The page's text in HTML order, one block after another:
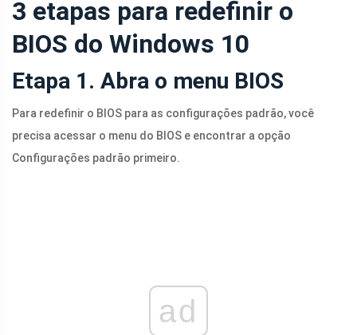
3 etapas para redefinir o
BIOS do Windows 10
Etapa 1. Abra o menu BIOS
Para redefinir o BIOS para as configurações padrão, você
precisa acessar o menu do BIOS e encontrar a opção
Configurações padrão primeiro.
ad